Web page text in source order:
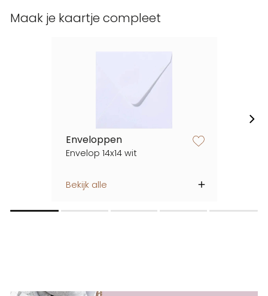
Maak je kaartje compleet
Enveloppen
Envelop 14x14 wit
Bekijk alle